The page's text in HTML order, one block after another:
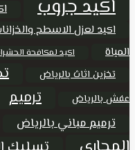
اكيد جروب
اكيد لعزل الاسطح
المياة
اكيد لمكافحة
تخزين اثاث بالرياض
عفش بالرياض
ترميم
ترميم مباني بالرياض